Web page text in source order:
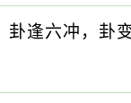
逢六冲，卦